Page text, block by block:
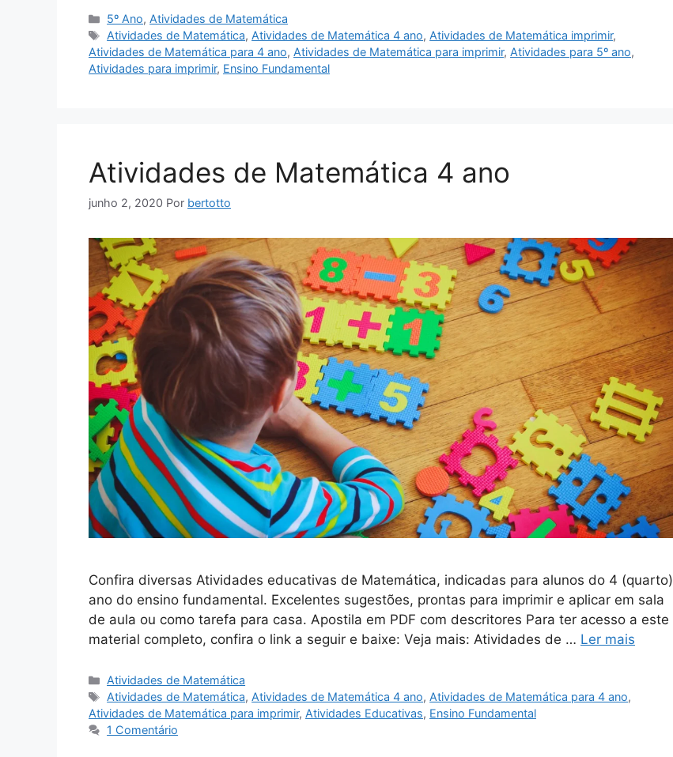
Categorias
5º Ano, Atividades de Matemática
Tags
Atividades de Matemática, Atividades de Matemática 4 ano, Atividades de Matemática imprimir,
Atividades de Matemática para 4 ano, Atividades de Matemática para imprimir, Atividades para 5º ano,
Atividades para imprimir, Ensino Fundamental
Atividades de Matemática 4 ano
junho 2, 2020 Por bertotto
Confira diversas Atividades educativas de Matemática, indicadas para alunos do 4 (quarto)
ano do ensino fundamental. Excelentes sugestões, prontas para imprimir e aplicar em sala
de aula ou como tarefa para casa. Apostila em PDF com descritores Para ter acesso a este
material completo, confira o link a seguir e baixe: Veja mais: Atividades de … Ler mais
Categorias
Atividades de Matemática
Tags
Atividades de Matemática,Atividades de Matemática 4 ano,Atividades de Matemática para 4 ano,
Atividades de Matemática para imprimir, Atividades Educativas, Ensino Fundamental
1 Comentário